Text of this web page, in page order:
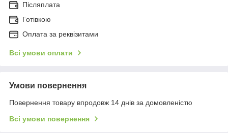
Післяплата
Готівкою
Оплата за реквізитами
Всі умови оплати
Умови повернення
Повернення товару впродовж 14 днів за домовленістю
Всі умови повернення